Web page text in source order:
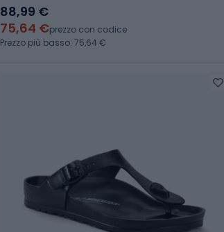
88,99 €
75,64 €prezzo con codice
Prezzo più basso: 75,64 €